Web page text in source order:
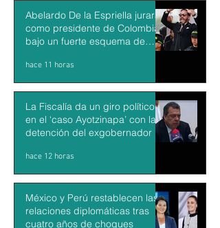
Abelardo De la Espriella jurará
como presidente de Colombia
bajo un fuerte esquema de
hace 11 horas
La Fiscalía da un giro político
en el ‘caso Ayotzinapa’ con la
detención del exgobernador de
hace 12 horas
México y Perú restablecen las
relaciones diplomáticas tras
cuatro años de choques